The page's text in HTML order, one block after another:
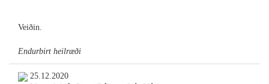
Veiðin.
Endurbirt heilræði
25.12.2020